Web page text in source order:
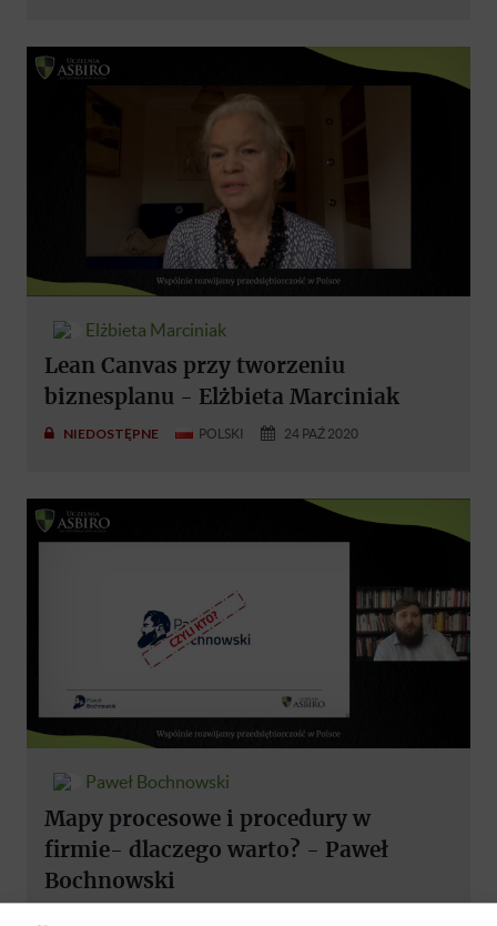
Elżbieta Marciniak
Lean Canvas przy tworzeniu
biznesplanu - Elżbieta Marciniak
NIEDOSTĘPNE POLSKI 24 PAŹ 2020
Paweł Bochnowski
Mapy procesowe i procedury w
firmie- dlaczego warto? - Paweł
Bochnowski